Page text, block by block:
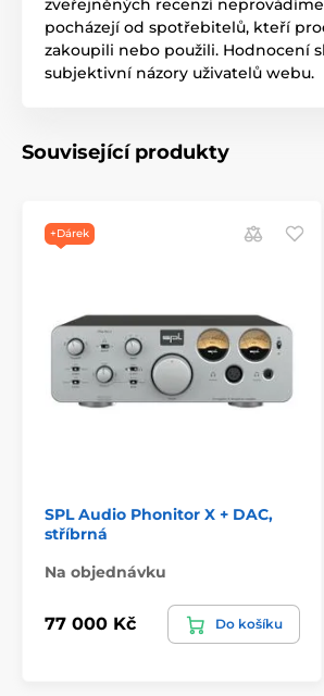
při kombinaci s neutrálními či
Pokud však máte rádi teplý zvuk,
ostré sluchátka, doporučím raději
AUNE S9C PRO.
zveřejněných recenzí
pocházejí od spotřebitelů, kteří
zakoupili nebo použili. Hodnocení
subjektivní názory uživatelů webu.
Související produkty
+Dárek
SPL Audio Phonitor X + DAC,
stříbrná
Na objednávku
77 000 Kč Do košíku